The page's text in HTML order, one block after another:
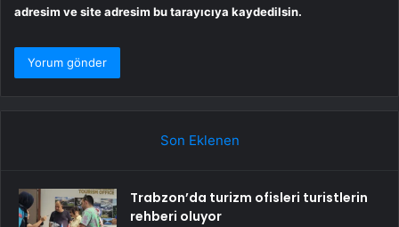
adresim ve site adresim bu tarayıcıya kaydedilsin.
Son Eklenen
Trabzon’da turizm ofisleri turistlerin
rehberi oluyor